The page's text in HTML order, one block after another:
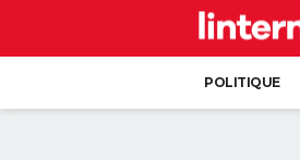
POLITIQUE